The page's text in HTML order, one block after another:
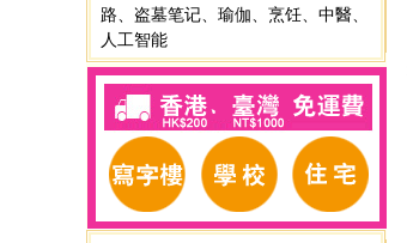
路
盗墓笔记 瑜伽 烹饪 中醫
人工智能